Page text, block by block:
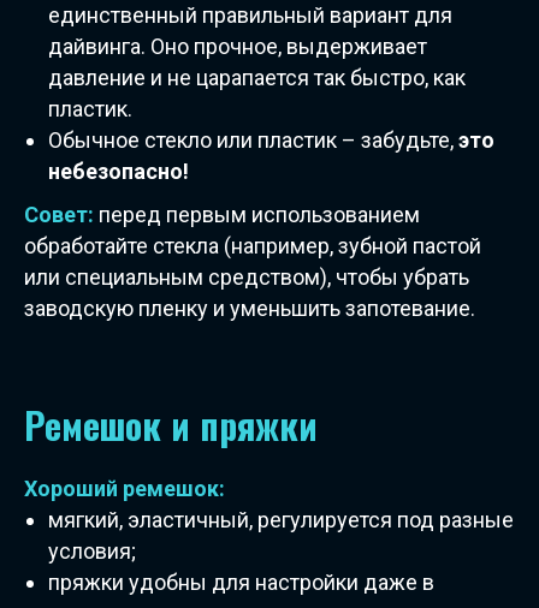
единственный правильный вариант для
дайвинга. Оно прочное, выдерживает
давление и не царапается так быстро, как
пластик.
Обычное стекло или пластик – забудьте,это
небезопасно!
Совет: перед первым использованием
обработайте стекла (например, зубной пастой
или специальным средством), чтобы убрать
заводскую пленку и уменьшить запотевание.
Ремешок и пряжки
Хороший ремешок:
мягкий, эластичный, регулируется под разные
условия;
пряжки удобны для настройки даже в